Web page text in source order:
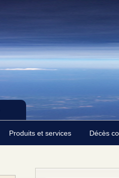
Produits et services Décès